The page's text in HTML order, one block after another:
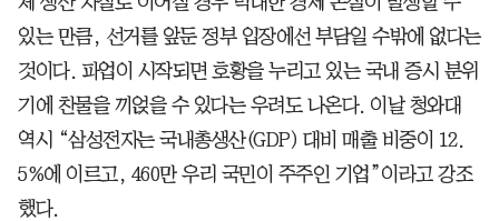
있는 만큼, 선거를 앞둔 정부 입장에선 부담일 수밖에 없다는
것이다. 파업이 시작되면 호황을 누리고 있는 국내 증시 분위
기에 찬물을 끼얹을 수 있다는 우려도 나온다. 이날 청와대
역시 “삼성전자는 국내총생산(GDP) 대비 매출 비중이 12.
5%에 이르고, 460만 우리 국민이 주주인 기업”이라고 강조
했다.